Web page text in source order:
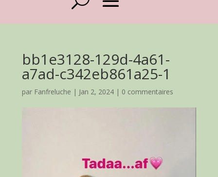
bb1e3128-129d-4a61-
a7ad-c342eb861a25-1
par Fanfreluche | Jan 2, 2024| 0 commentaires